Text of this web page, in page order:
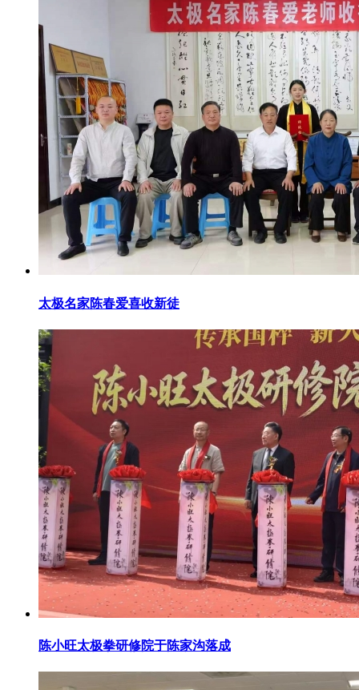
太极名家陈春爱喜收新徒
陈小旺太极拳研修院于陈家沟落成